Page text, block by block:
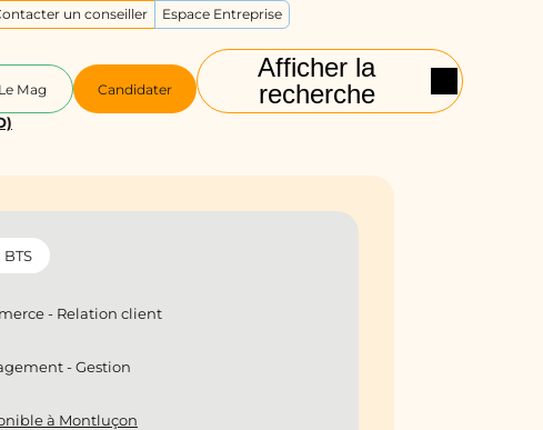
Afficher la
recherche
Le Mag Candidater
un conseiller Espace Entreprise
BTS
- Relation client
- Gestion
à Montluçon